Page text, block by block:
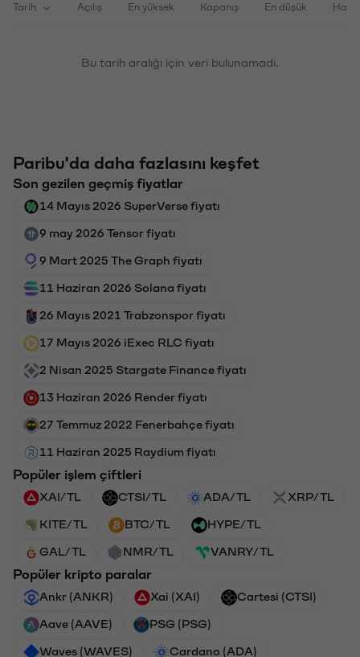
Tarih Açılış En yüksek Kapanış En düşük
Bu tarih aralığı için veri bulunamadı.
Paribu'da daha fazlasını keşfet
Son gezilen geçmiş fiyatlar
14 Mayıs 2026 SuperVerse fiyatı
9 may 2026 Tensor fiyatı
9 Mart 2025 The Graph fiyatı
11 Haziran 2026 Solana fiyatı
26 Mayıs 2021 Trabzonspor fiyatı
17 Mayıs 2026 iExec RLC fiyatı
2 Nisan 2025 Stargate Finance fiyatı
13 Haziran 2026 Render fiyatı
27 Temmuz 2022 Fenerbahçe fiyatı
11 Haziran 2025 Raydium fiyatı
Popüler işlem çiftleri
XAI/TL CTSI/TL ADA/TL XRP/TL
KITE/TL BTC/TL HYPE/TL
GAL/TL NMR/TL VANRY/TL
Popüler kripto paralar
Ankr (ANKR) Xai (XAI) Cartesi (CTSI)
Aave (AAVE) PSG (PSG)
Waves (WAVES) Cardano (ADA)